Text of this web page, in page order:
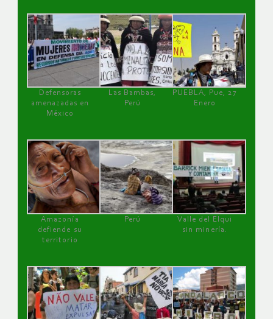
Defensoras
amenazadas en
México
Las Bambas,
Perú
PUEBLA, Pue, 27
Enero
Amazonía
defiende su
territorio
Perú
Valle del Elqui
sin minería.